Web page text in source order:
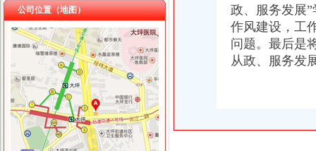
公司位置（地图）
工商动态
巴南局认真抓好新《公司法》的渝中区工商代办贯彻实施
江北局四项措施加种子市渝中区代办营业执照场监管保护春耕播种
市工商局携重庆企业赴万州“招买马”渝中区代办营业执照
刘伍伦副巡视员一行到石柱县工商局重庆代办营业执照调研工作
忠县工商局开展“两节”重庆代办公司期间食品市场大检查
政、服务发展
作风建设，工
问题。最后是
从政、服务发